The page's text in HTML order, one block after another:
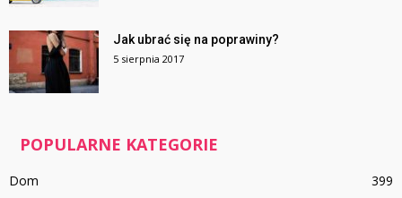
Jak ubrać się na poprawiny?
5 sierpnia 2017
POPULARNE KATEGORIE
Dom
399